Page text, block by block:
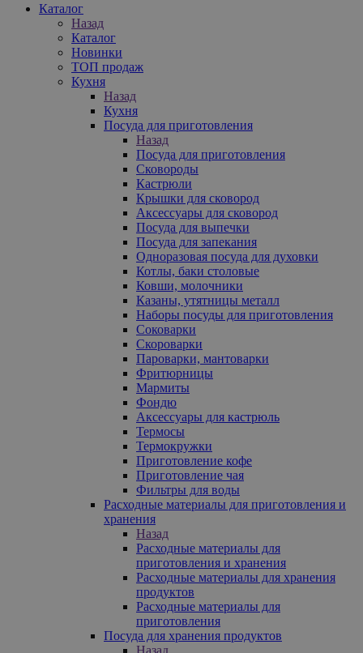
Каталог
Назад
Каталог
Новинки
ТОП продаж
Кухня
Назад
Кухня
Посуда для приготовления
Назад
Посуда для приготовления
Сковороды
Кастрюли
Крышки для сковород
Аксессуары для сковород
Посуда для выпечки
Посуда для запекания
Одноразовая посуда для духовки
Котлы, баки столовые
Ковши, молочники
Казаны, утятницы металл
Наборы посуды для приготовления
Соковарки
Скороварки
Пароварки, мантоварки
Фритюрницы
Мармиты
Фондю
Аксессуары для кастрюль
Термосы
Термокружки
Приготовление кофе
Приготовление чая
Фильтры для воды
Расходные материалы для приготовления и
хранения
Назад
Расходные материалы для
приготовления и хранения
Расходные материалы для хранения
продуктов
Расходные материалы для
приготовления
Посуда для хранения продуктов
Назад